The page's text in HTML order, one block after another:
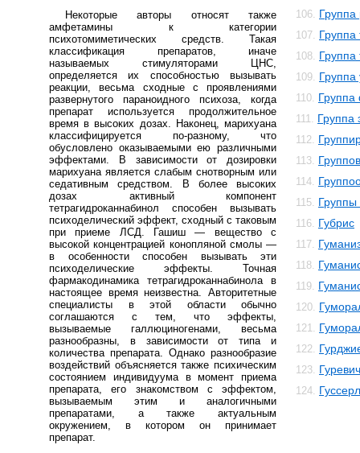
Некоторые авторы относят также
амфетамины к категории
психотомиметических средств. Такая
классификация препаратов, иначе
называемых стимуляторами ЦНС,
определяется их способностью вызывать
реакции, весьма сходные с проявлениями
развернутого параноидного психоза, когда
препарат используется продолжительное
время в высоких дозах. Наконец, марихуана
классифицируется по-разному, что
обусловлено оказываемыми ею различными
эффектами. В зависимости от дозировки
марихуана является слабым снотворным или
седативным средством. В более высоких
дозах активный компонент
тетрагидроканнабинол способен вызывать
психоделический эффект, сходный с таковым
при приеме ЛСД. Гашиш — вещество с
высокой концентрацией конопляной смолы —
в особенности способен вызывать эти
психоделические эффекты. Точная
фармакодинамика тетрагидроканнабинола в
настоящее время неизвестна. Авторитетные
специалисты в этой области обычно
соглашаются с тем, что эффекты,
вызываемые галлюциногенами, весьма
разнообразны, в зависимости от типа и
количества препарата. Однако разнообразие
воздействий объясняется также психическим
состоянием индивидуума в момент приема
препарата, его знакомством с эффектом,
вызываемым этим и аналогичными
препаратами, а также актуальным
окружением, в котором он принимает
препарат.
106.
107. Группа
108. Группа
109. Группа
110.
111. Группа
112.
113.
114.
115. Группы
116. Губрис
117.
118.
119.
120.
121.
122.
123.
124.